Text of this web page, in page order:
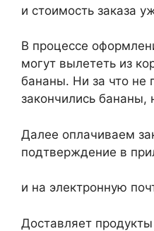
и стоимость заказа
В процессе
могут вылететь из
бананы. Ни за что не
закончились бананы,
Далее оплачиваем
подтверждение в
и на электронную
Доставляет